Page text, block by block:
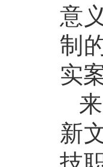
意
制
实
新